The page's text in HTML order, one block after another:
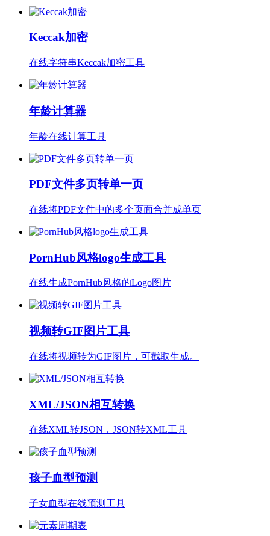
Keccak加密
在线字符串Keccak加密工具
年龄计算器
年龄在线计算工具
PDF文件多页转单一页
在线将PDF文件中的多个页面合并成单页
PornHub风格logo生成工具
在线生成PornHub风格的Logo图片
视频转GIF图片工具
在线将视频转为GIF图片，可截取生成。
XML/JSON相互转换
在线XML转JSON，JSON转XML工具
孩子血型预测
子女血型在线预测工具